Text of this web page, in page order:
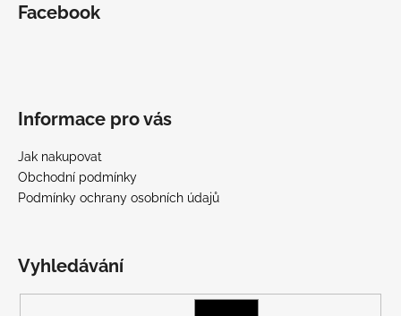
Facebook
Informace pro vás
Jak nakupovat
Obchodní podmínky
Podmínky ochrany osobních údajů
Vyhledávání